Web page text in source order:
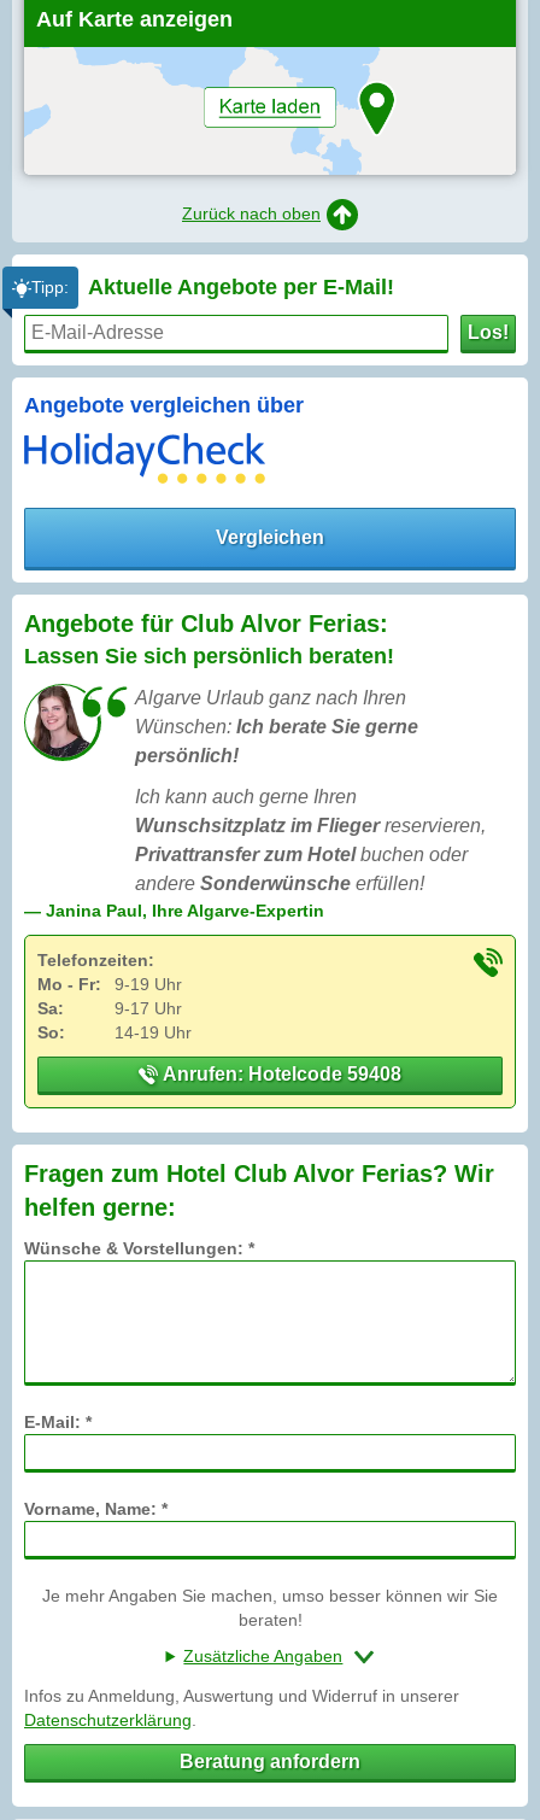
Auf Karte anzeigen
Zurück nach oben
Tipp: Aktuelle Angebote per E-Mail!
Los!
Angebote vergleichen über
Vergleichen
Angebote für Club Alvor Ferias:
Lassen Sie sich persönlich beraten!
Algarve Urlaub ganz nach Ihren
Wünschen: Ich berate Sie gerne
persönlich!
Ich kann auch gerne Ihren
Wunschsitzplatz im Fliegerreservieren,
Privattransfer zum Hotelbuchen oder
andere Sonderwünsche erfüllen!
— Janina Paul, Ihre Algarve-Expertin
Telefonzeiten:
Mo - Fr:
9-19 Uhr
Sa:
9-17 Uhr
So:
14-19 Uhr
Anrufen: Hotelcode 59408
Fragen zum Hotel Club Alvor Ferias? Wir
helfen gerne:
Wünsche & Vorstellungen: *
E-Mail: *
Vorname, Name: *
Je mehr Angaben Sie machen, umso besser können wir Sie
beraten!
Zusätzliche Angaben
Infos zu Anmeldung, Auswertung und Widerruf in unserer
Datenschutzerklärung
Beratung anfordern